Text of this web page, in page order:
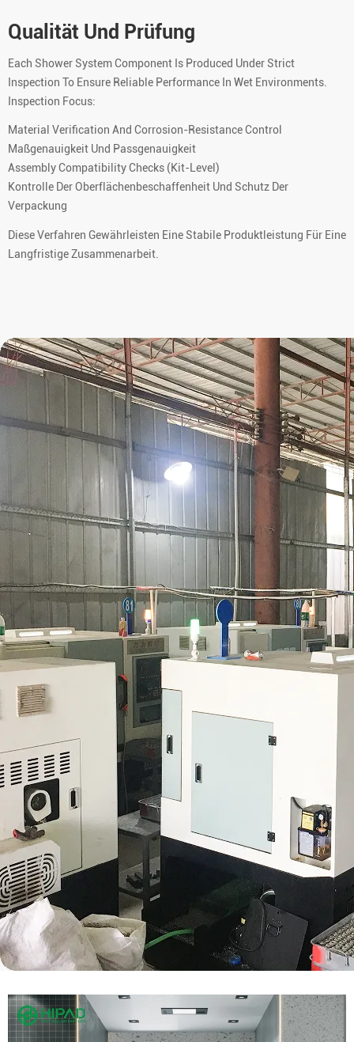
Qualität Und Prüfung
Each Shower System Component Is Produced Under Strict
Inspection To Ensure Reliable Performance In Wet Environments.
Inspection Focus:
Material Verification And Corrosion-Resistance Control
Maßgenauigkeit Und Passgenauigkeit
Assembly Compatibility Checks (kit-Level)
Kontrolle Der Oberflächenbeschaffenheit Und Schutz Der
Verpackung
Diese Verfahren Gewährleisten Eine Stabile Produktleistung Für Eine
Langfristige Zusammenarbeit.